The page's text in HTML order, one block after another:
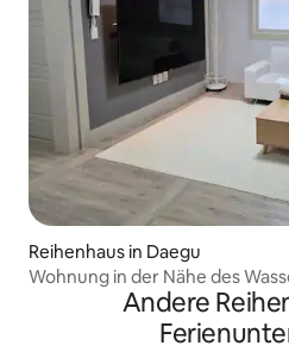
Reihenhaus in Daegu
Wohnung in der Nähe des
Gepäckaufbewahrung möglich
Andere